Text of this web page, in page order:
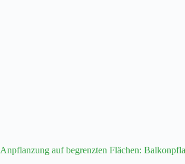
Anpflanzung auf begrenzten Flächen: